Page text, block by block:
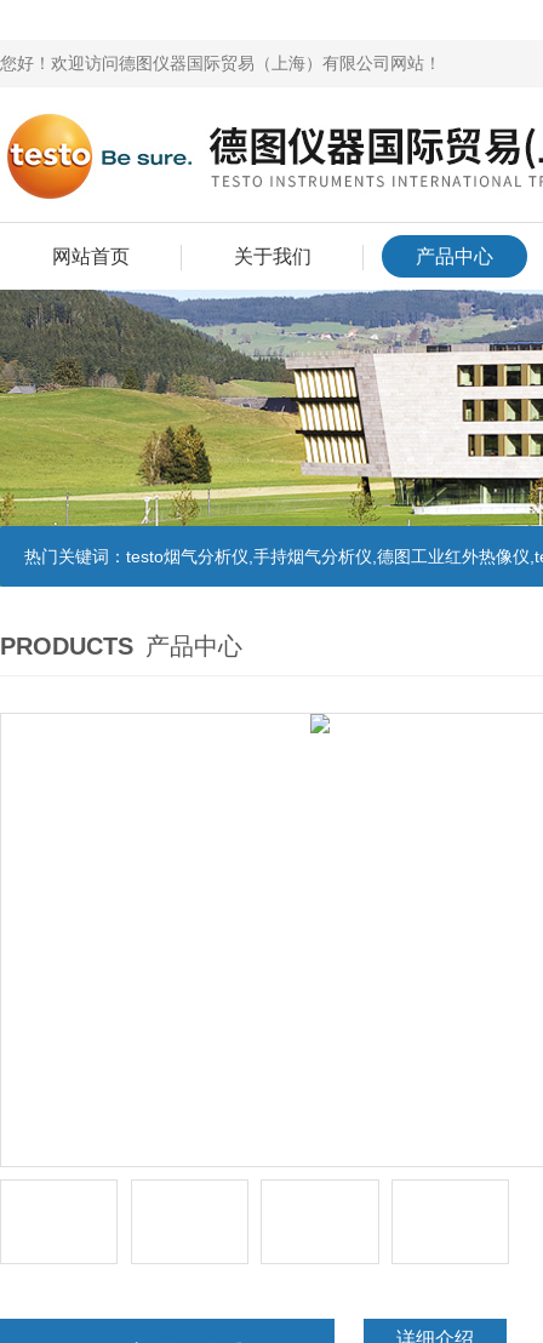
您好！欢迎访问德图仪器国际贸易（上海）有限公司网站！
网站首页 关于我们 产品中心
热门关键词： testo烟气分析仪,手持烟气分析仪,德图工业红外热像仪
PRODUCTS 产品中心
详细介绍